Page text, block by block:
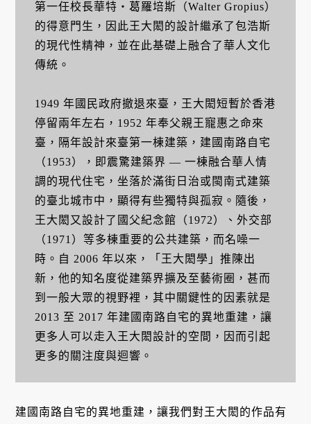
第一任校長華特・葛羅培斯（Walter Gropius）
的得意門生，因此王大閎的設計繼承了包浩斯
的現代性精神，並在此基礎上融合了華人文化
傳統。
1949 年國民政府撤退來臺，王大閎短暫於香港
停留兩年左右，1952 年奉父親王寵惠之命來
臺，隔年設計來臺第一棟建築，建國南路自宅
（1953），即震驚建築界 — 一棟融合華人情
調的現代住宅，坐落於滿街日治或閩南式建築
的臺北城市中，顯得有些獨特與孤寂。隨後，
王大閎又設計了國父紀念館（1972）、外交部
（1971）等多棟重要的公共建築，而名噪一
時。自 2006 年以來，「王大閎學」推陳出
新，他的知名度從建築界擴及至藝術圈，甚而
到一般大眾的視野裡，其中關鍵性的因素就是
2013 至 2017 年建國南路自宅的異地重建，讓
更多人可以走入王大閎設計的空間，因而引起
更多的關注度與迴響。
建國南路自宅的異地重建，讓我們對王大閎的作品有